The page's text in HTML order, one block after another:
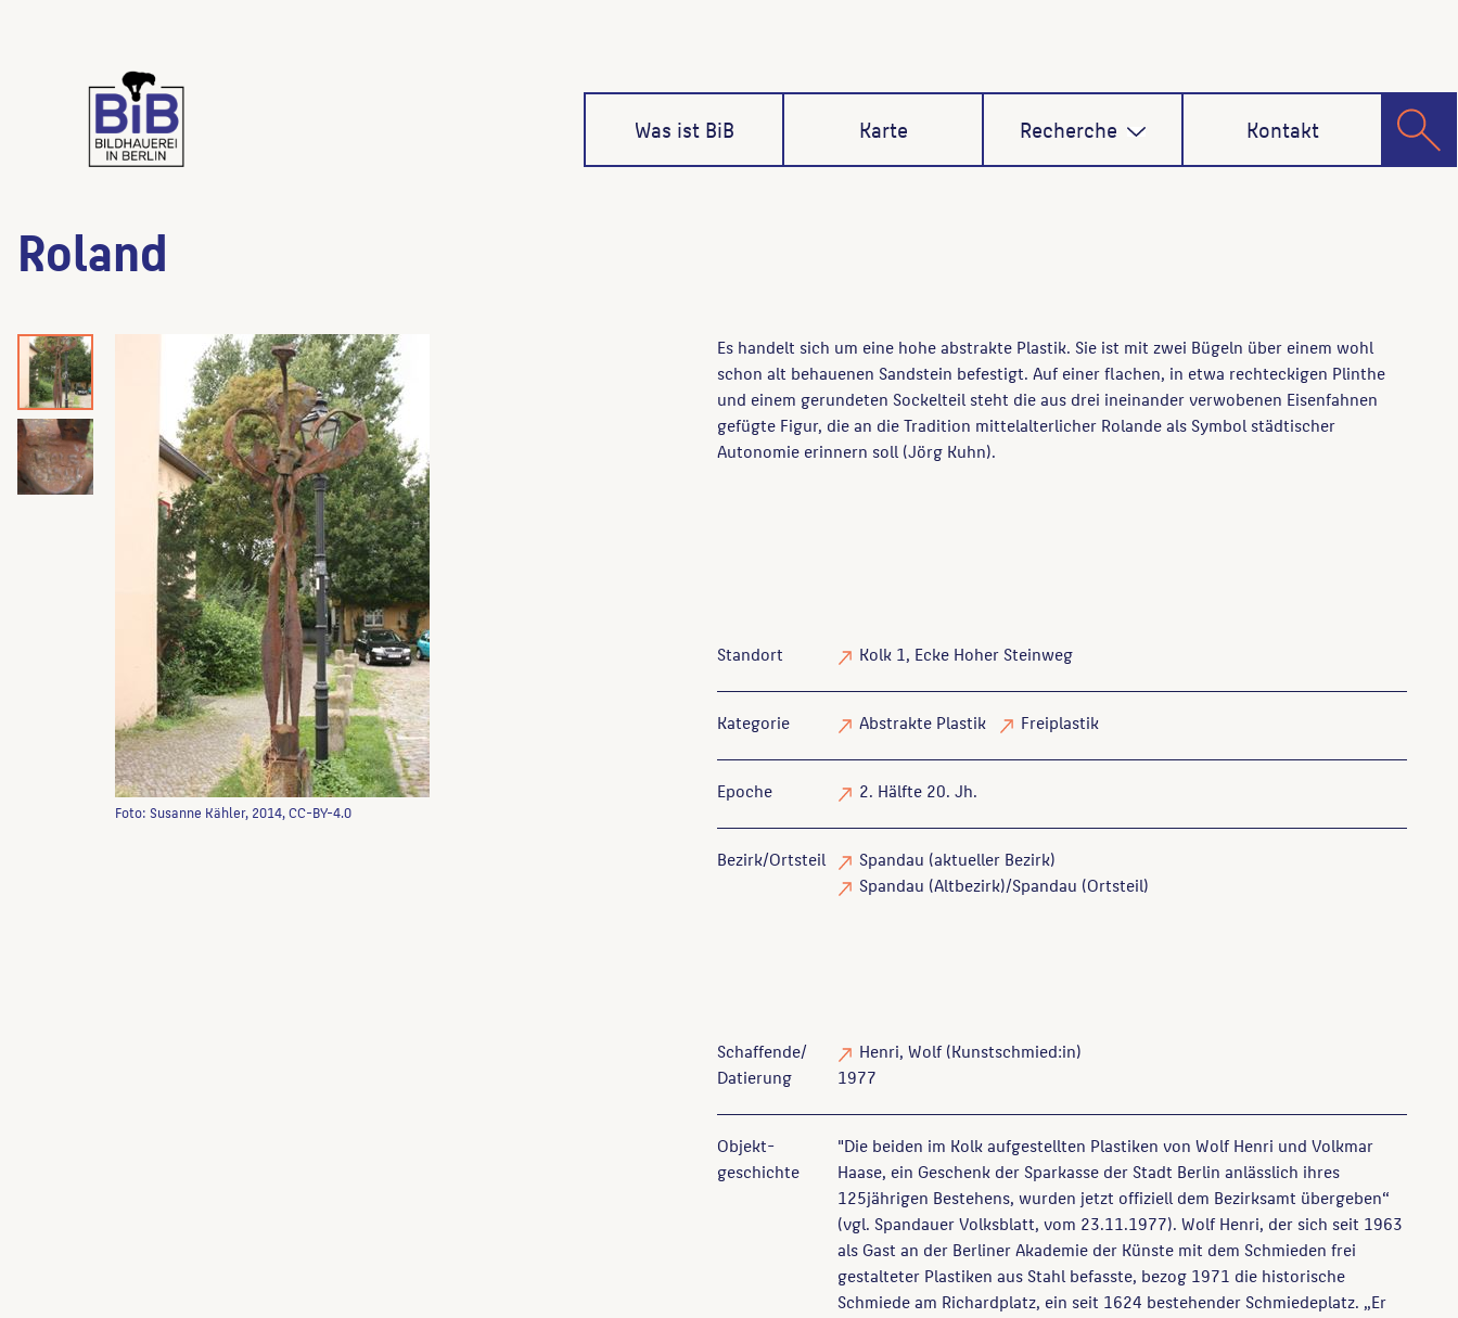
Was ist BiB Karte Recherche Kontakt
Roland
Foto: Susanne Kähler, 2014, CC-BY-4.0
Es handelt sich um eine hohe abstrakte Plastik. Sie ist mit zwei Bügeln über einem wohl
schon alt behauenen Sandstein befestigt. Auf einer flachen, in etwa rechteckigen Plinthe
und einem gerundeten Sockelteil steht die aus drei ineinander verwobenen Eisenfahnen
gefügte Figur, die an die Tradition mittelalterlicher Rolande als Symbol städtischer
Autonomie erinnern soll (Jörg Kuhn).
Standort Kolk 1, Ecke Hoher Steinweg
Kategorie Abstrakte Plastik Freiplastik
Epoche 2. Hälfte 20. Jh.
Bezirk/Ortsteil
Spandau (aktueller Bezirk)
Spandau (Altbezirk)/Spandau (Ortsteil)
Schaffende/
Datierung
Henri, Wolf(Kunstschmied:in)
1977
Objekt­
geschichte
"Die beiden im Kolk aufgestellten Plastiken von Wolf Henri und Volkmar
Haase, ein Geschenk der Sparkasse der Stadt Berlin anlässlich ihres
125jährigen Bestehens, wurden jetzt offiziell dem Bezirksamt übergeben“
(vgl. Spandauer Volksblatt, vom 23.11.1977). Wolf Henri, der sich seit 1963
als Gast an der Berliner Akademie der Künste mit dem Schmieden frei
gestalteter Plastiken aus Stahl befasste, bezog 1971 die historische
Schmiede am Richardplatz, ein seit 1624 bestehender Schmiedeplatz. „Er